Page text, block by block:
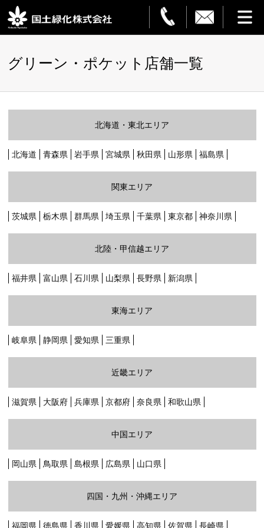
観葉植物レンタル
造園・解体
コラム
グリーン・ポケット店舗一覧
北海道・東北エリア
北海道 青森県 岩手県 宮城県 秋田県 山形県 福島県
関東エリア
茨城県 栃木県 群馬県 埼玉県 千葉県 東京都 神奈川県
北陸・甲信越エリア
福井県 富山県 石川県 山梨県 長野県 新潟県
東海エリア
岐阜県 静岡県 愛知県 三重県
近畿エリア
滋賀県 大阪府 兵庫県 京都府 奈良県 和歌山県
中国エリア
岡山県 鳥取県 島根県 広島県 山口県
四国・九州・沖縄エリア
福岡県 徳島県 香川県 愛媛県 高知県 佐賀県 長崎県